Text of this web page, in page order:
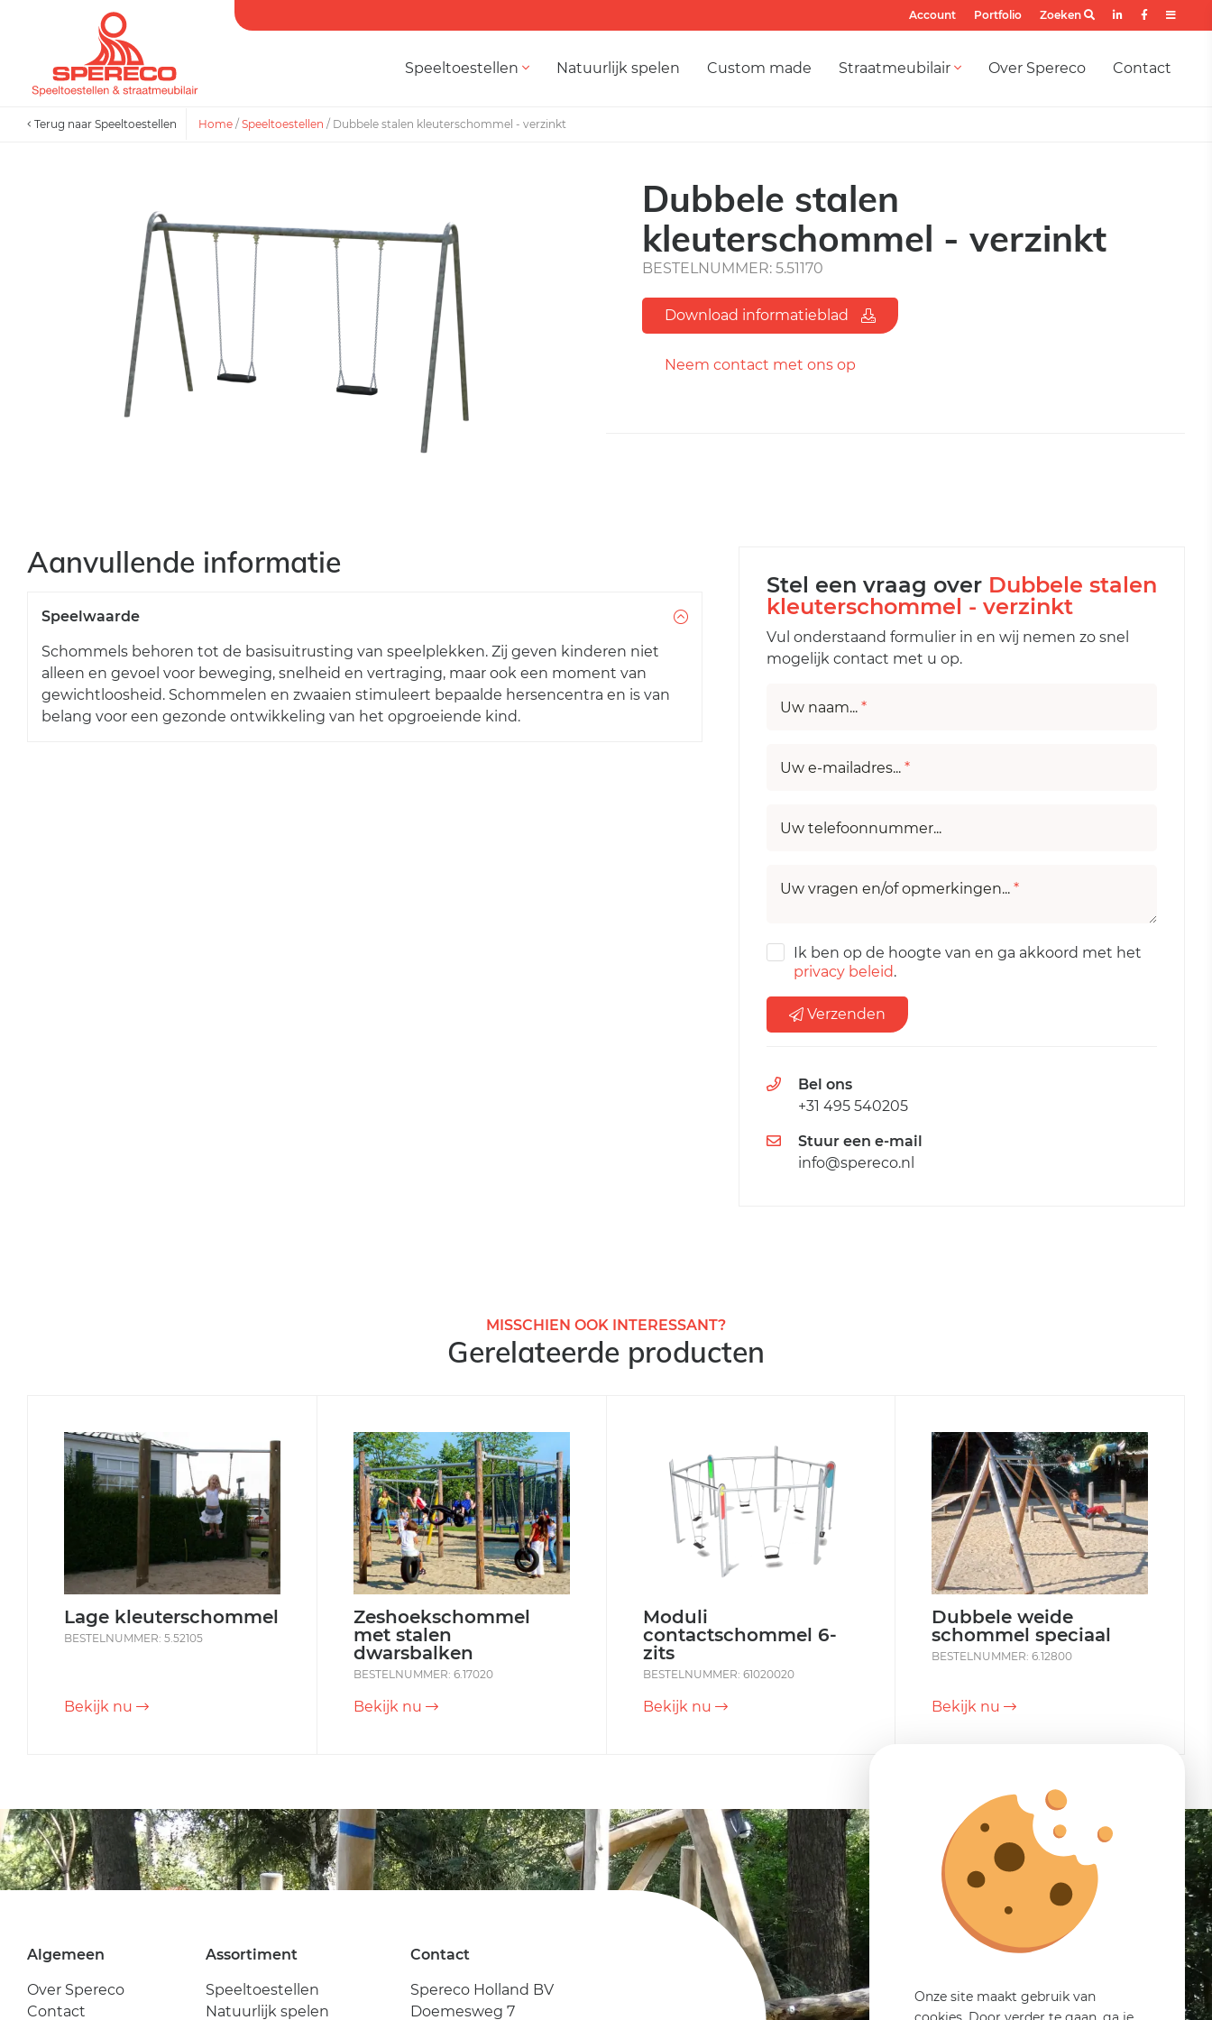
Onze site maakt gebruik van
Account Portfolio Zoeken
Speeltoestellen Natuurlijk spelen Custom made Straatmeubilair Over Spereco Contact
Terug naar Speeltoestellen Home / Speeltoestellen / Dubbele stalen kleuterschommel - verzinkt
Dubbele stalen
kleuterschommel - verzinkt
BESTELNUMMER: 5.51170
Download informatieblad
Neem contact met ons op
Aanvullende informatie
Speelwaarde
Schommels behoren tot de basisuitrusting van speelplekken. Zij geven kinderen niet
alleen en gevoel voor beweging, snelheid en vertraging, maar ook een moment van
gewichtloosheid. Schommelen en zwaaien stimuleert bepaalde hersencentra en is van
belang voor een gezonde ontwikkeling van het opgroeiende kind.
Stel een vraag over Dubbele stalen
kleuterschommel - verzinkt
Vul onderstaand formulier in en wij nemen zo snel
mogelijk contact met u op.
Uw naam... *
Uw e-mailadres... *
Uw telefoonnummer...
Uw vragen en/of opmerkingen... *
Ik ben op de hoogte van en ga akkoord met het
privacy beleid.
Verzenden
Bel ons
+31 495 540205
Stuur een e-mail
info@spereco.nl
MISSCHIEN OOK INTERESSANT?
Gerelateerde producten
Lage kleuterschommel
BESTELNUMMER: 5.52105
Bekijk nu
Zeshoekschommel
met stalen
dwarsbalken
BESTELNUMMER: 6.17020
Bekijk nu
Moduli
contactschommel 6-
zits
BESTELNUMMER: 61020020
Bekijk nu
Dubbele weide
schommel speciaal
BESTELNUMMER: 6.12800
Bekijk nu
Algemeen
Over Spereco
Contact
Assortiment
Speeltoestellen
Natuurlijk spelen
Contact
Spereco Holland BV
Doemesweg 7